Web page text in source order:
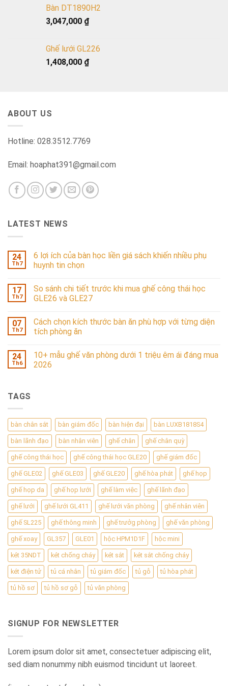
Bàn DT1890H2
3,047,000 ₫
Ghế lưới GL226
1,408,000 ₫
ABOUT US
Hotline: 028.3512.7769
Email: hoaphat391@gmail.com
LATEST NEWS
24
Th7
6 lợi ích của bàn học liền giá sách khiến nhiều phụ
huynh tin chọn
17
Th7
So sánh chi tiết trước khi mua ghế công thái học
GLE26 và GLE27
07
Th7
Cách chọn kích thước bàn ăn phù hợp với từng diện
tích phòng ăn
24
Th6
10+ mẫu ghế văn phòng dưới 1 triệu êm ái đáng mua
2026
TAGS
bàn chân sắt bàn giám đốc bàn hiện đại bàn LUXB1818S4
bàn lãnh đạo bàn nhân viên ghế chân ghế chân quỳ
ghế công thái học ghế công thái học GLE20 ghế giám đốc
ghế GLE02 ghế GLE03 ghế GLE20 ghế hòa phát ghế họp
ghế họp da ghế họp lưới ghế làm việc ghế lãnh đạo
ghế lưới ghế lưới GL411 ghế lưới văn phòng ghế nhân viên
ghế SL225 ghế thông minh ghế trưởg phòng ghế văn phòng
ghế xoay GL357 GLE01 hộc HPM1D1F hộc mini
két 35NDT két chống cháy két sắt két sắt chống cháy
két điện tử tủ cá nhân tủ giám đốc tủ gỗ tủ hòa phát
tủ hồ sơ tủ hồ sơ gỗ tủ văn phòng
SIGNUP FOR NEWSLETTER
Lorem ipsum dolor sit amet, consectetuer adipiscing elit,
sed diam nonummy nibh euismod tincidunt ut laoreet.